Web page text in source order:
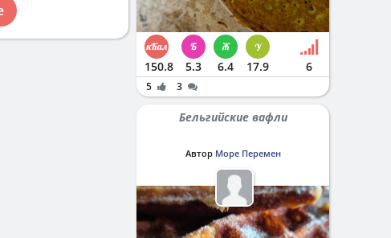
150.8 5.3 6.4 17.9 6
5 3
Бельгийские вафли
Автор Море Перемен